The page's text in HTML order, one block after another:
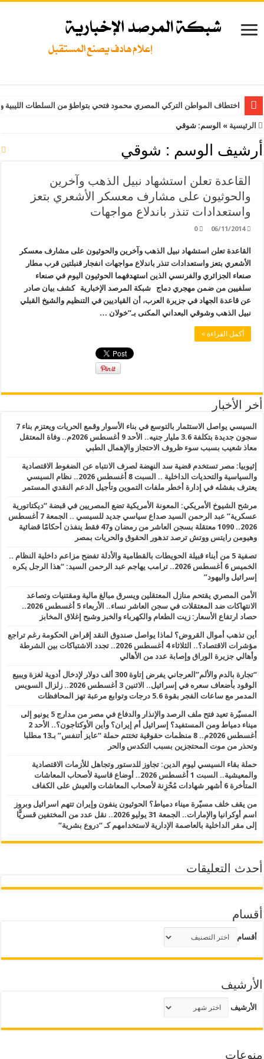
اختطاف المواطن التركي المصري محمود فتحي بتواطؤ من السلطات
الرئيسية » الوسم: شوقي
أرشيف الوسم : شوقي
القاعدة تعلن استشهاد نبيل الذهب وآخرين
والحوثيون على مشارف معسكر الأشعري بتعز
واستعدادات تنذر باندلاع مواجهات
06/11/2014
0
القاعدة تعلن استشهاد نبيل الذهب وآخرين والحوثيون على مشارف معسكر
الأشعري بتعز واستعدادات تنذر باندلاع مواجهات انفجار قنبلتين قرب مطار
صنعاء الجزائري والفرنسي الذين استهدفهما الحوثيون اليوم في صنعاء
سلفيين من ضمن مهجري دماج شبكة المرصد الإخبارية كشف بيان صادر
عن قاعدة الجهاد في جزيرة العرب، أن القياديين في التنظيم والشيخ القبلي
نبيل الذهب وشوقي البعداني المكنى بـ”خولان …
أكمل القراءة »
أخر الأخبار
السيسي يواصل الاستثمار بالتوسع في بناء الأسوار وقمع الحريات ويعتزم بناء 7
سجون جديدة بتكلفة 3.6 مليار جنيه.. الأحد 9 أغسطس 2026م.. وفاة المعتقل
معاذ شعيب بسبب سوء ظروف الاحتجاز والإهمال الطبي
إثيوبيا: مصر تستخدم قضية سد النهضة لصرف الانتباه عن الضغوط الاقتصادية
والسياسية والتحديات الداخلية .. السبت 8 أغسطس 2026.. نظام السيسي
يعترف بفشله في إدارة أخطر ملفات التموين وتأجيل الدعم النقدي المستمر
مرشح الشيوخ الأمريكي: المعونة الأمريكية تضع المصريين في قبضة “ديكتاتورية
عسكرية” عبد الرحمن السيد صداع سياسي جديد للسيسي .. الجمعة 7 أغسطس
2026.. 1090 معتقلة بسجن العاشر من رمضان و47 فقط ينفذن أحكامًا قضائية
وهيومن رايتس ووتش ترصد تدهور الحقوق والحريات بمصر
تصفية 5 من أبناء قبيلة الحويطات بالقطامية والأدلة تفضح مزاعم داخلية النظام ..
الخميس 6 أغسطس 2026.. ترامب يهاجم عبد الرحمن السيد: “هذا الرجل يكره
إسرائيل واليهود”
الأمن المصري يقتحم منازل المعتقلين ويسرق مبالغ مالية ومقتنيات وتصاعد
الانتهاكات ضد المعتقلات في سجن العاشر نساء.. الأربعاء 5 أغسطس 2026..
حصاد ارتفاع الأسعار: زيت الطعام والكهرباء والخبز وشبح إغلاق المخابز
أين تذهب أموال القروض؟ لماذا يواصل صندوق النقد إقراض الحكومة رغم تراجع
مؤشرات الاقتصاد؟.. الثلاثاء 4 أغسطس 2026.. تجدد الاشتباكات بين الشرطة
وأهالي جزيرة الوراق وإصابة عدد من الأهالي
“تجارة بالدم والألم”العرجاني يفرض إتاوة 300 ألف دولار لإدخال أدوية لغزة ويبيع
الوقود بأضعاف سعره في إسرائيل.. الاثنين 3 أغسطس 2026.. زلزال السويس
المدمر مع ساعات الفجر بقوة 5.6 درجات وتوابع مرعبة تهز المحافظات
المسيّرة تعيد فتح ملف الرصد والإنذار والدفاع في مصر من مدارج 5 يونيو إلى
ميناء دمياط ومن المستفيد؟ إسرائيل أم إيران؟ وأين الأوكتاجون؟.. الأحد 2
أغسطس 2026م.. 8 منظمات حقوقية تختتم حملة “عايز أتنفس” بـ13 مطلبا
وتحذر من موت المحتجزين بسبب التكدس والحر
حملة بقاء السيسي ليوم الدين: تجاوز للدستور وتجاهل للأزمات الاقتصادية
والمعيشية.. السبت 1 أغسطس 2026.. أوضاع قاسية لأصحاب المعاشات
المتأخرة 6 أشهر شهادات مُحْزِنة لأصحاب المعاشات والعيش على الكفاف
من يقف خلف مسيّرة ميناء دمياط؟ الحوثيون ينفون وإيران تتهم اسرائيل وبروز
اسم أوكرانيا والإمارات.. الجمعة 31 يوليو 2026.. نقل عدد من المختفين قسريًّا
إلى مقر الداخلية بالعاصمة الإدارية لاستخدامهم كـ “دروع بشرية”
أحدث التعليقات
أقسام
أقسام
الأرشيف
الأرشيف
منوعات